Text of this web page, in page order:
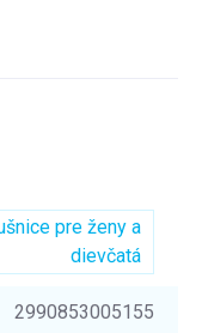
pre ženy a
dievčatá
2990853005155